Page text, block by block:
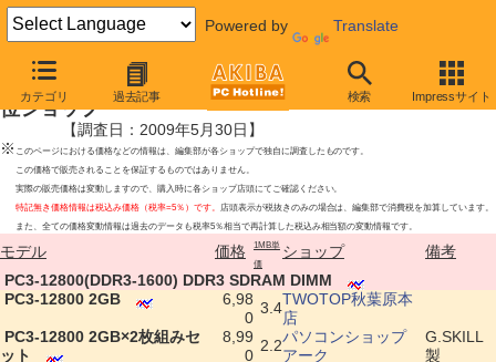
Powered by Translate
カテゴリ 過去記事 検索 Impressサイト
PC3-12800(DDR3-1600) DDR3 SDRAM DIMM最安値上
位ショップ
【調査日：2009年5月30日】
※ このページにおける価格などの情報は、編集部が各ショップで独自に調査したものです。
この価格で販売されることを保証するものではありません。
実際の販売価格は変動しますので、購入時に各ショップ店頭にてご確認ください。
特記無き価格情報は税込み価格（税率=5％）です。
店頭表示が税抜きのみの場合は、編集部で消費税を加算しています。
また、全ての価格変動情報は過去のデータも税率5％相当で再計算した税込み相当額の変動情報です。
モデル 価格
1MB単
価
ショップ
備考
PC3-12800(DDR3-1600) DDR3 SDRAM DIMM
PC3-12800 2GB
6,98
0
3.4TWOTOP秋葉原本
店
PC3-12800 2GB×2枚組みセ
ット
8,99
0
2.2パソコンショップ
アーク
G.SKILL
製